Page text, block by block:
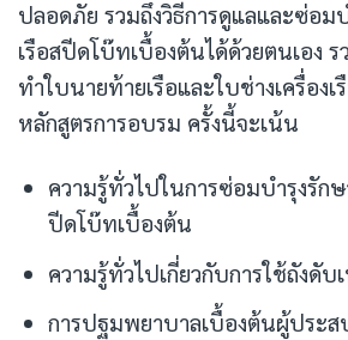
ปลอดภัย รวมถึงวิธีการดูแลและซ่อม
เรือสปีดโบ๊ทเบื้องต้นได้ด้วยตนเอง
ทำใบนายท้ายเรือและใบช่างเครื่อง
หลักสูตรการอบรม ครั้งนี้จะเน้น
ความรู้ทั่วไปในการซ่อมบำรุงรักษ
ปีดโบ๊ทเบื้องต้น
ความรู้ทั่วไปเกี่ยวกับการใช้ถังดับ
การปฐมพยาบาลเบื้องต้นผู้ประ